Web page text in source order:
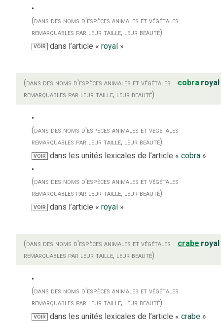
(dans des noms d'espèces animales et végétales
remarquables par leur taille, leur beauté)
VOIR dans l’article «royal »
(dans des noms d'espèces animales et végétales
remarquables par leur taille, leur beauté)
cobra royal
(dans des noms d'espèces animales et végétales
remarquables par leur taille, leur beauté)
VOIR dans les unités lexicales de l’article «cobra »
(dans des noms d'espèces animales et végétales
remarquables par leur taille, leur beauté)
VOIR dans l’article «royal »
(dans des noms d'espèces animales et végétales
remarquables par leur taille, leur beauté)
crabe royal
(dans des noms d'espèces animales et végétales
remarquables par leur taille, leur beauté)
VOIR dans les unités lexicales de l’article «crabe »